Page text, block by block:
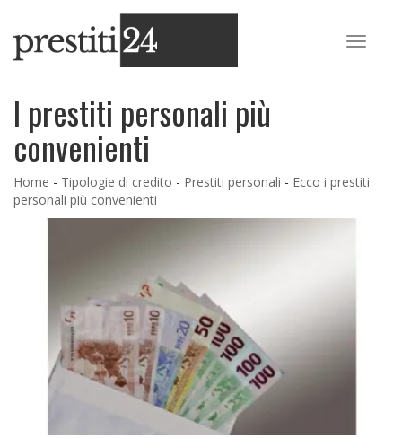
I prestiti personali più
convenienti
Home - Tipologie di credito - Prestiti personali - Ecco i prestiti
personali più convenienti